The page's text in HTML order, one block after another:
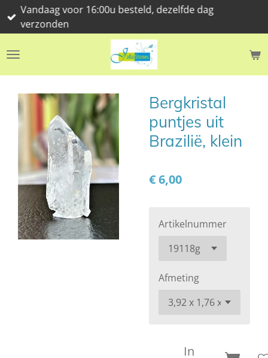
Ga
direct
de
Vandaag voor 16:00u besteld, dezelfde dag
verzonden
Bergkristal
puntjes uit
Brazilië, klein
€ 6,00
Artikelnummer
Afmeting
In